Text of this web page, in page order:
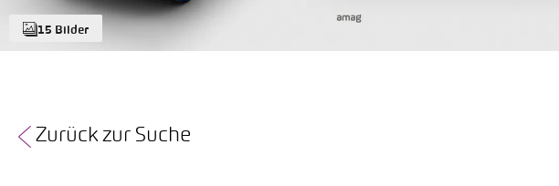
15 Bilder
Zurück zur Suche